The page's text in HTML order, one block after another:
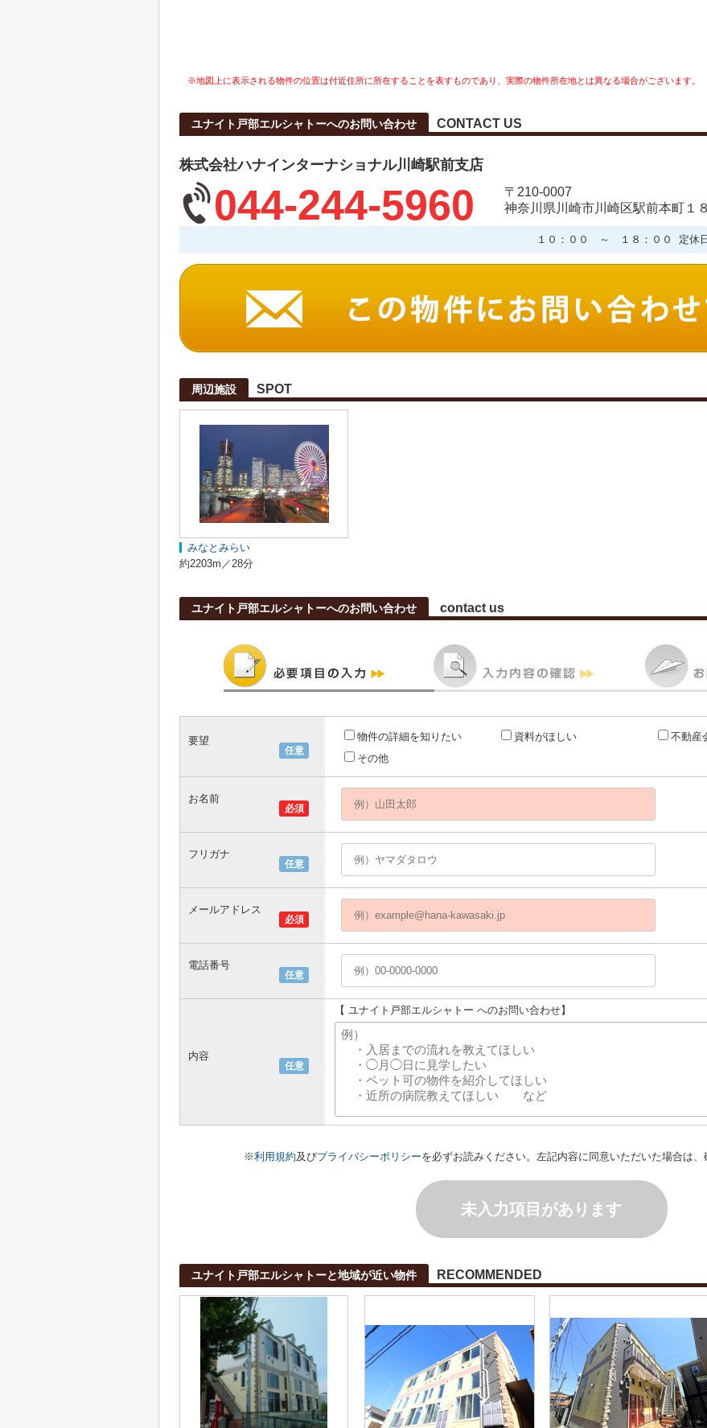
※地図上に表示される物件の位置は付近住所に所在することを表すものであり、実際の物件所在地とは異なる場合がございます。
ユナイト戸部エルシャトーへのお問い合わせ CONTACT US
株式会社ハナインターナショナル川崎駅前支店
044-244-5960
〒210-0007
神奈川県川崎市川崎区駅前本町１
１０：００ ～ １８：００ 定休
周辺施設 SPOT
みなとみらい
約2203m／28分
ユナイト戸部エルシャトーへのお問い合わせ contact us
任意
要望 物件の詳細を知りたい 資料がほしい
不動産
その他
必須
お名前
任意
フリガナ
必須
メールアドレス
任意
電話番号
任意
内容
【 ユナイト戸部エルシャトー へのお問い合わせ】
※利用規約及びプライバシーポリシーを必ずお読みください。左記内容に同意いただいた場合は、
未入力項目があります
ユナイト戸部エルシャトーと地域が近い物件 RECOMMENDED